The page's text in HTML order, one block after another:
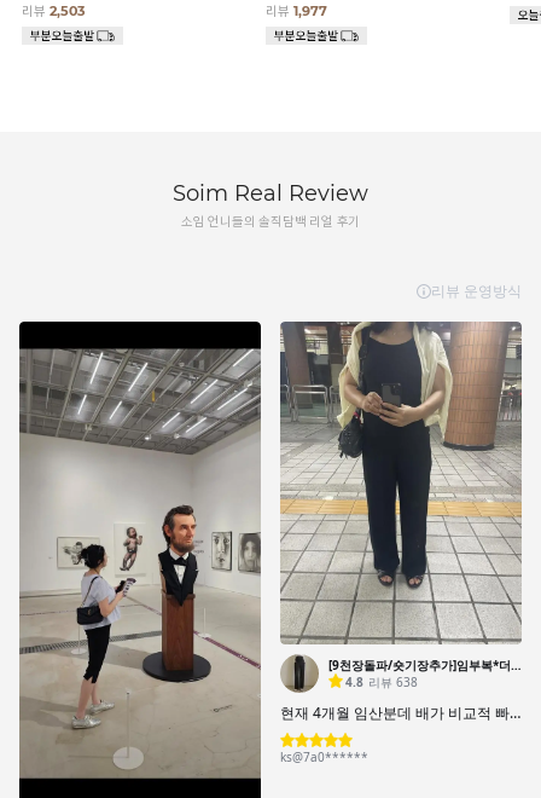
리뷰 2,503 리뷰1,977
Soim Real Review
소임 언니들의 솔직담백 리얼 후기